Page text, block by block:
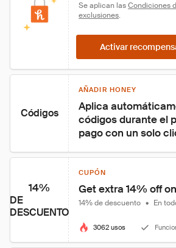
Se aplican las Condiciones
exclusiones.
Activar
Códigos
AÑADIR HONEY
Aplica
códigos durante el
pago con un solo
14%
DE
DESCUENTO
CUPÓN
Get extra 14% off
14% de descuento • En
3062 usos